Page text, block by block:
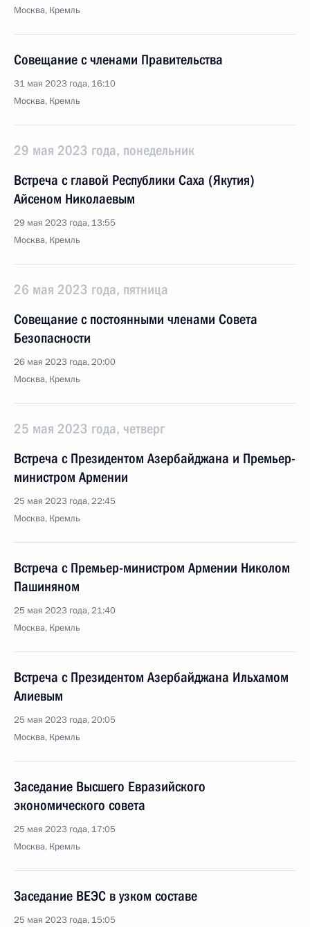
Москва, Кремль
Совещание с членами Правительства
31 мая 2023 года, 16:10
Москва, Кремль
29 мая 2023 года, понедельник
Встреча с главой Республики Саха (Якутия)
Айсеном Николаевым
29 мая 2023 года, 13:55
Москва, Кремль
26 мая 2023 года, пятница
Совещание с постоянными членами Совета
Безопасности
26 мая 2023 года, 20:00
Москва, Кремль
25 мая 2023 года, четверг
Встреча с Президентом Азербайджана и Премьер-
министром Армении
25 мая 2023 года, 22:45
Москва, Кремль
Встреча с Премьер-министром Армении Николом
Пашиняном
25 мая 2023 года, 21:40
Москва, Кремль
Встреча с Президентом Азербайджана Ильхамом
Алиевым
25 мая 2023 года, 20:05
Москва, Кремль
Заседание Высшего Евразийского
экономического совета
25 мая 2023 года, 17:05
Москва, Кремль
Заседание ВЕЭС в узком составе
25 мая 2023 года, 15:05